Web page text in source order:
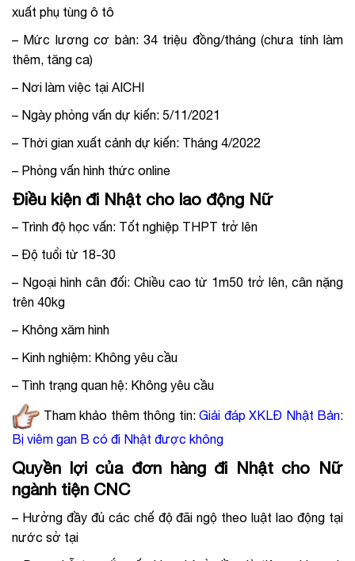
xuất phụ tùng ô tô
– Mức lương cơ bản: 34 triệu đồng/tháng (chưa tính làm
thêm, tăng ca)
– Nơi làm việc tại AICHI
– Ngày phỏng vấn dự kiến: 5/11/2021
– Thời gian xuất cảnh dự kiến: Tháng 4/2022
– Phỏng vấn hình thức online
Điều kiện đi Nhật cho lao động Nữ
– Trình độ học vấn: Tốt nghiệp THPT trở lên
– Độ tuổi từ 18-30
– Ngoại hình cân đối: Chiều cao từ 1m50 trở lên, cân nặng
trên 40kg
– Không xăm hình
– Kinh nghiệm: Không yêu cầu
– Tình trạng quan hệ: Không yêu cầu
Tham khảo thêm thông tin: Giải đáp XKLĐ Nhật Bản:
Bị viêm gan B có đi Nhật được không
Quyền lợi của đơn hàng đi Nhật cho Nữ
ngành tiện CNC
– Hưởng đầy đủ các chế độ đãi ngộ theo luật lao động tại
nước sở tại